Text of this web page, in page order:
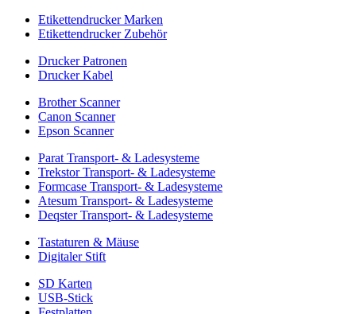
Etikettendrucker Marken
Etikettendrucker Zubehör
Drucker Patronen
Drucker Kabel
Brother Scanner
Canon Scanner
Epson Scanner
Parat Transport- & Ladesysteme
Trekstor Transport- & Ladesysteme
Formcase Transport- & Ladesysteme
Atesum Transport- & Ladesysteme
Deqster Transport- & Ladesysteme
Tastaturen & Mäuse
Digitaler Stift
SD Karten
USB-Stick